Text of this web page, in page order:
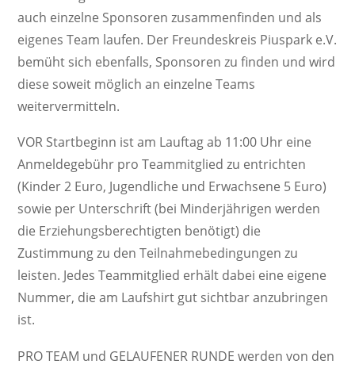
auch einzelne Sponsoren zusammenfinden und als
eigenes Team laufen. Der Freundeskreis Piuspark e.V.
bemüht sich ebenfalls, Sponsoren zu finden und wird
diese soweit möglich an einzelne Teams
weitervermitteln.
VOR Startbeginn ist am Lauftag ab 11:00 Uhr eine
Anmeldegebühr pro Teammitglied zu entrichten
(Kinder 2 Euro, Jugendliche und Erwachsene 5 Euro)
sowie per Unterschrift (bei Minderjährigen werden
die Erziehungsberechtigten benötigt) die
Zustimmung zu den Teilnahmebedingungen zu
leisten. Jedes Teammitglied erhält dabei eine eigene
Nummer, die am Laufshirt gut sichtbar anzubringen
ist.
PRO TEAM und GELAUFENER RUNDE werden von den